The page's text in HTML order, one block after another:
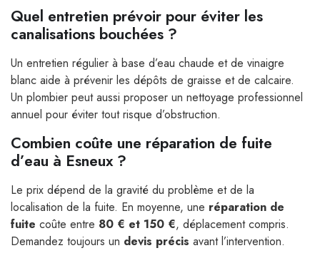
Quel entretien prévoir pour éviter les
canalisations bouchées ?
Un entretien régulier à base d’eau chaude et de vinaigre
blanc aide à prévenir les dépôts de graisse et de calcaire.
Un plombier peut aussi proposer un nettoyage professionnel
annuel pour éviter tout risque d’obstruction.
Combien coûte une réparation de fuite
d’eau à Esneux ?
Le prix dépend de la gravité du problème et de la
localisation de la fuite. En moyenne, une réparation de
fuite coûte entre 80 € et 150 €, déplacement compris.
Demandez toujours un devis précis avant l’intervention.